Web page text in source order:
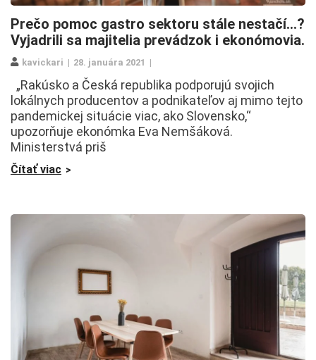
Prečo pomoc gastro sektoru stále nestačí…?
Vyjadrili sa majitelia prevádzok i ekonómovia.
kavickari 28. januára 2021
„Rakúsko a Česká republika podporujú svojich
lokálnych producentov a podnikateľov aj mimo tejto
pandemickej situácie viac, ako Slovensko,“
upozorňuje ekonómka Eva Nemšáková.
Ministerstvá priš
Čítať viac